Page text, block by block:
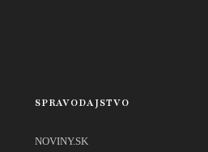
SPRAVODAJSTVO
NOVINY.SK